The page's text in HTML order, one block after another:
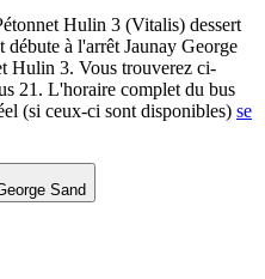
Hulin 3 (Vitalis) dessert
débute à l'arrêt Jaunay George
Hulin 3. Vous trouverez ci-
21. L'horaire complet du bus
(si ceux-ci sont disponibles) se
Sand